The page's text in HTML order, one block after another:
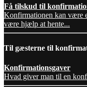
Få tilskud til
Konfirmationen kan være
være hjælp at hente...
Til gæsterne til
Konfirmationsgaver
Hvad giver man til en